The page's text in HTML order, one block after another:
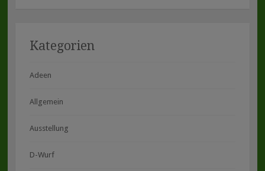
Kategorien
Adeen
Allgemein
Ausstellung
D-Wurf